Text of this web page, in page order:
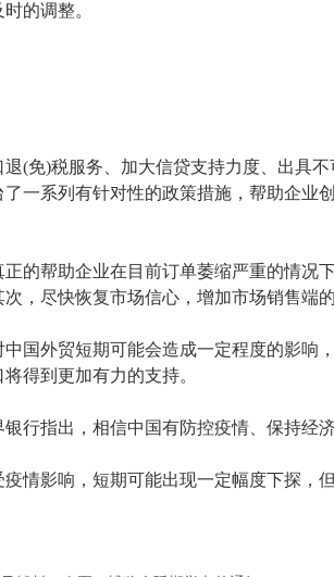
的调整。
免)税服务、加大信贷支持力度、出具
一系列有针对性的政策措施，帮助企业
帮助企业在目前订单萎缩严重的情况
，尽快恢复市场信心，增加市场销售端
外贸短期可能会造成一定程度的影响
得到更加有力的支持。
指出，相信中国有防控疫情、保持经济
影响，短期可能出现一定幅度下探，但